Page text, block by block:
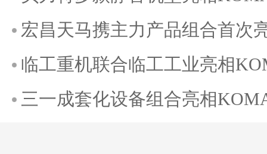
宏昌天马携主力产品组合首次
临工重机联合临工工业亮相
三一成套化设备组合亮相